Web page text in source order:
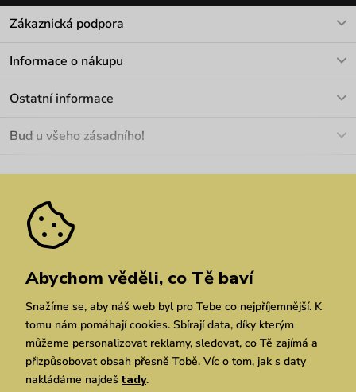
Zákaznická podpora
Informace o nákupu
Materiály a údržba
Pozáruční opravy
Ostatní informace
Velkoobchod
We Care
Dárkové poukazy
Vuchlook
Prodejny
Praha Brno Chrudim
Buď u všeho zásadního!
Zásady ochrany osobních údajů
Abychom věděli, co Tě baví
Snažíme se, aby náš web byl pro Tebe co nejpříjemnější. K
tomu nám pomáhají cookies. Sbírají data, díky kterým
můžeme personalizovat reklamy, sledovat, co Tě zajímá a
přizpůsobovat obsah přesně Tobě. Víc o tom, jak s daty
nakládáme najdeš tady.